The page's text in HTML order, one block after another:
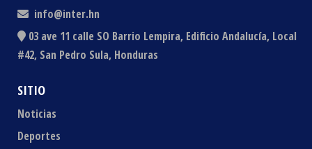
info@inter.hn
03 ave 11 calle SO Barrio Lempira, Edificio Andalucía, Local
#42, San Pedro Sula, Honduras
SITIO
Noticias
Deportes